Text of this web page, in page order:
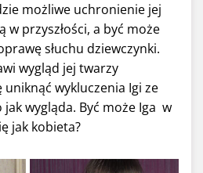
możliwe uchronienie jej
przyszłości, a być może
słuchu dziewczynki.
wygląd jej twarzy
wykluczenia Igi ze
wygląda. Być może Iga w
jak kobieta?